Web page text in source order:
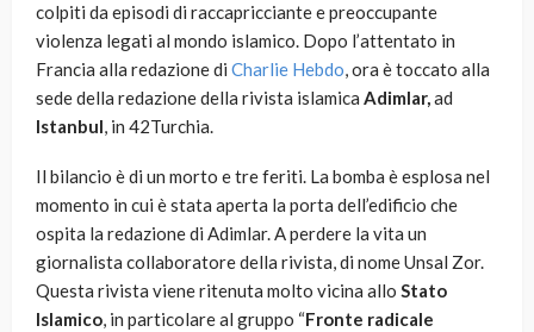
colpiti da episodi di raccapricciante e preoccupante
violenza legati al mondo islamico. Dopo l’attentato in
Francia alla redazione di Charlie Hebdo, ora è toccato alla
sede della redazione della rivista islamica Adimlar,ad
Istanbul, in 42Turchia.
Il bilancio è di un morto e tre feriti. La bomba è esplosa nel
momento in cui è stata aperta la porta dell’edificio che
ospita la redazione di Adimlar. A perdere la vita un
giornalista collaboratore della rivista, di nome Unsal Zor.
Questa rivista viene ritenuta molto vicina allo Stato
Islamico, in particolare al gruppo “Fronte radicale